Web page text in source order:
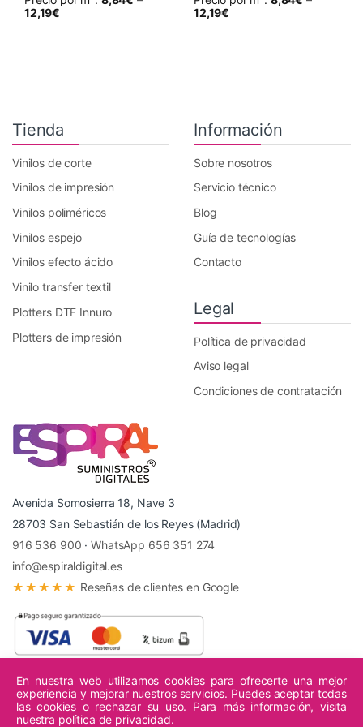
12,19€
Este producto tiene múltiples variantes. Las opciones se
12,19€
Este producto tiene múltiples
Tienda
Vinilos de corte
Vinilos de impresión
Vinilos poliméricos
Vinilos espejo
Vinilos efecto ácido
Vinilo transfer textil
Plotters DTF Innuro
Plotters de impresión
Información
Sobre nosotros
Servicio técnico
Blog
Guía de tecnologías
Contacto
Legal
Política de privacidad
Aviso legal
Condiciones de contratación
Avenida Somosierra 18, Nave 3
28703 San Sebastián de los Reyes (Madrid)
916 536 900 ·WhatsApp 656 351 274
info@espiraldigital.es
★★★★★ Reseñas de clientes en Google
© 2026 Espiral Digital - Todos los derechos reservados.
En nuestra web utilizamos cookies para ofrecerte una mejor
experiencia y mejorar nuestros servicios. Puedes aceptar todas
las cookies o rechazar su uso. Para más información, visita
nuestra política de privacidad.